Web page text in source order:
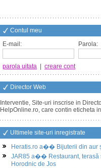
Contul meu
E-mail:
Parola:
parola uitata creare cont
Director Web
Interventie, Site-uri inscrise in
HelpOnline.ro, care contin eticheta
Ultimele site-uri inregistrate
Heratis.ro a�� Bijuterii din aur
JAR85 a�� Restaurant, terasă
Horodnic de Jos